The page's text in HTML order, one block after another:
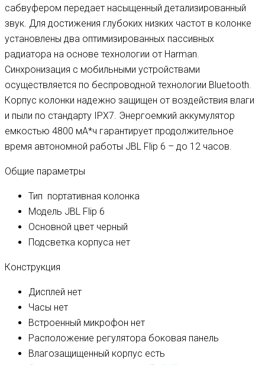
сабвуфером передает насыщенный детализированный
звук. Для достижения глубоких низких частот в колонке
установлены два оптимизированных пассивных
радиатора на основе технологии от Harman.
Синхронизация с мобильными устройствами
осуществляется по беспроводной технологии Bluetooth.
Корпус колонки надежно защищен от воздействия влаги
и пыли по стандарту IPX7. Энергоемкий аккумулятор
емкостью 4800 мА*ч гарантирует продолжительное
время автономной работы JBL Flip 6 – до 12 часов.
Общие параметры
Тип портативная колонка
Модель JBL Flip 6
Основной цвет черный
Подсветка корпуса нет
Конструкция
Дисплей нет
Часы нет
Встроенный микрофон нет
Расположение регулятора боковая панель
Влагозащищенный корпус есть